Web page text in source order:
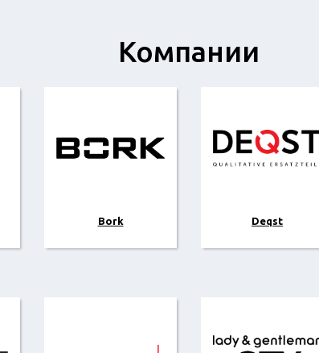
Компании
Bork Deqst